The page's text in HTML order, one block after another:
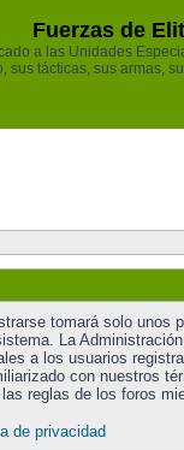
Fuerzas de
a las Unidades
sus tácticas, sus armas,
tomará solo unos
La
a los usuarios
con nuestros
reglas de los foros
de privacidad